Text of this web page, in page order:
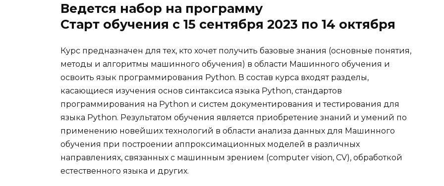
Ведется набор на программу
Cтарт обучения с 15 сентября 2023 по 14 октября
Курс предназначен для тех, кто хочет получить базовые знания (основные понятия,
методы и алгоритмы машинного обучения) в области Машинного обучения и
освоить язык программирования Python. В состав курса входят разделы,
касающиеся изучения основ синтаксиса языка Python, стандартов
программирования на Python и систем документирования и тестирования для
языка Python. Результатом обучения является приобретение знаний и умений по
применению новейших технологий в области анализа данных для Машинного
обучения при построении аппроксимационных моделей в различных
направлениях, связанных с машинным зрением (computer vision, CV), обработкой
естественного языка и других.